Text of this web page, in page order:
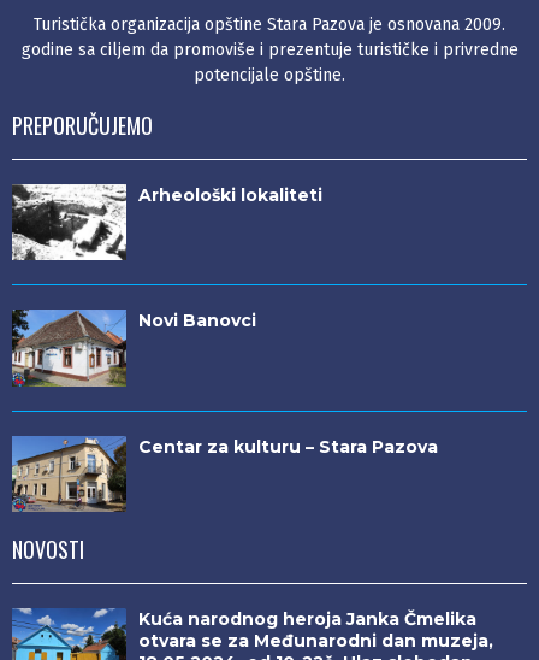
Turistička organizacija opštine Stara Pazova je osnovana 2009.
godine sa ciljem da promoviše i prezentuje turističke i privredne
potencijale opštine.
PREPORUČUJEMO
Arheološki lokaliteti
Novi Banovci
Centar za kulturu – Stara Pazova
NOVOSTI
Kuća narodnog heroja Janka Čmelika
otvara se za Međunarodni dan muzeja,